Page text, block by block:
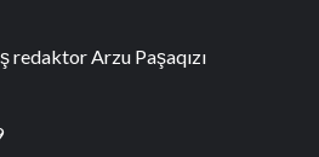
redaktor Arzu Paşaqızı